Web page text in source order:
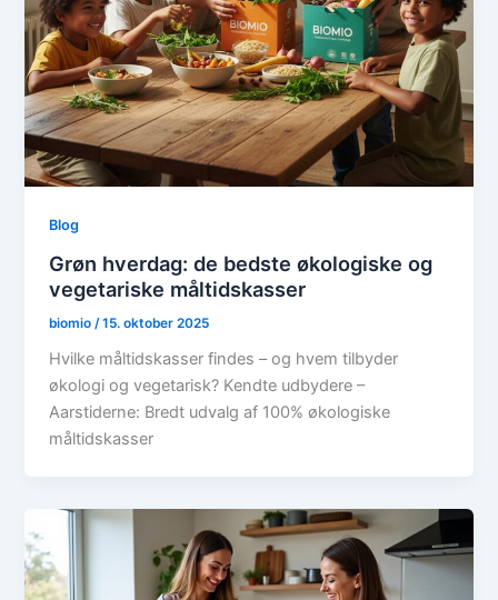
Blog
Grøn hverdag: de bedste økologiske og
vegetariske måltidskasser
biomio /15. oktober 2025
Hvilke måltidskasser findes – og hvem tilbyder
økologi og vegetarisk? Kendte udbydere –
Aarstiderne: Bredt udvalg af 100% økologiske
måltidskasser